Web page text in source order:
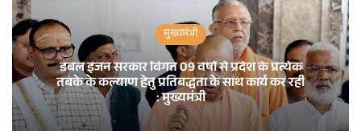
मुख्यमंत्री
डबल इंजन सरकार विगत 09 वर्षों से प्रदेश के प्रत्येक
तबके के कल्याण हेतु प्रतिबद्धता के साथ कार्य कर रही
: मुख्यमंत्री